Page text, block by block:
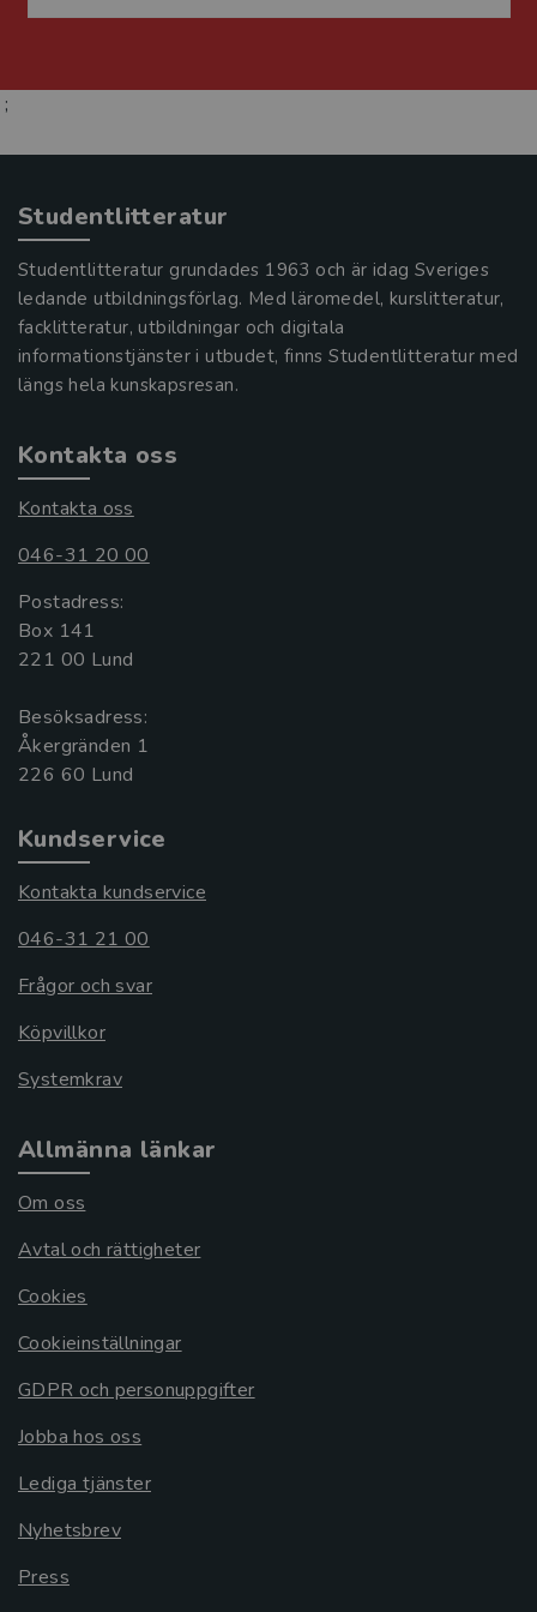
;
Studentlitteratur
Studentlitteratur grundades 1963 och är idag Sveriges
ledande utbildningsförlag. Med läromedel, kurslitteratur,
facklitteratur, utbildningar och digitala
informationstjänster i utbudet, finns Studentlitteratur med
längs hela kunskapsresan.
Kontakta oss
Kontakta oss
046-31 20 00
Postadress:
Box 141
221 00 Lund
Besöksadress:
Åkergränden 1
Kundservice
Kontakta kundservice
046-31 21 00
Frågor och svar
Köpvillkor
Systemkrav
Allmänna länkar
Om oss
Avtal och rättigheter
Cookies
Cookieinställningar
GDPR och personuppgifter
Jobba hos oss
Lediga tjänster
Nyhetsbrev
Press